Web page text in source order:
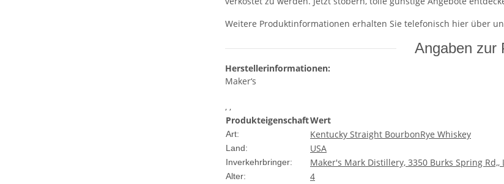
Weitere Produktinformationen erhalten Sie telefonisch hier über
Angaben zur
Herstellerinformationen:
Maker‘s
, ,
ProdukteigenschaftWert
Art: Kentucky Straight BourbonRye Whiskey
Land: USA
Inverkehrbringer: Maker's Mark Distillery, 3350 Burks Spring Rd,,
Alter: 4